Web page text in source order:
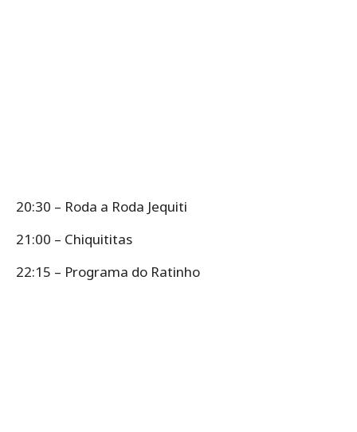
20:30 – Roda a Roda Jequiti
21:00 – Chiquititas
22:15 – Programa do Ratinho